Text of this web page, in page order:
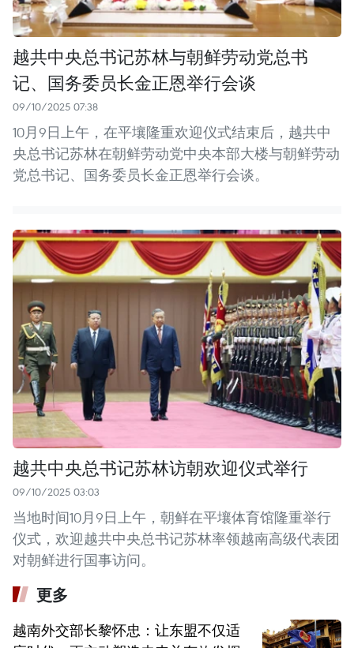
越共中央总书记苏林与朝鲜劳动党总书
记、国务委员长金正恩举行会谈
09/10/2025 07:38
10月9日上午，在平壤隆重欢迎仪式结束后，越共中
央总书记苏林在朝鲜劳动党中央本部大楼与朝鲜劳动
党总书记、国务委员长金正恩举行会谈。
越共中央总书记苏林访朝欢迎仪式举行
09/10/2025 03:03
当地时间10月9日上午，朝鲜在平壤体育馆隆重举行
仪式，欢迎越共中央总书记苏林率领越南高级代表团
对朝鲜进行国事访问。
更多
越南外交部长黎怀忠：让东盟不仅适